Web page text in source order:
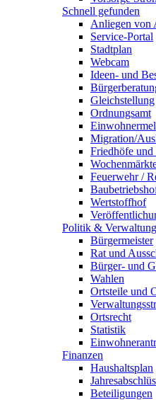
Schnell gefunden
Anliegen von
Service-Portal
Stadtplan
Webcam
Ideen- und
Gleichstellung
Ordnungsamt
Migration/
Friedhöfe und
Feuerwehr /
Wertstoffhof
Politik & Verwaltung
Bürgermeister
Rat und
Bürger- und
Wahlen
Ortsteile und
Ortsrecht
Statistik
Finanzen
Haushaltsplan
Beteiligungen